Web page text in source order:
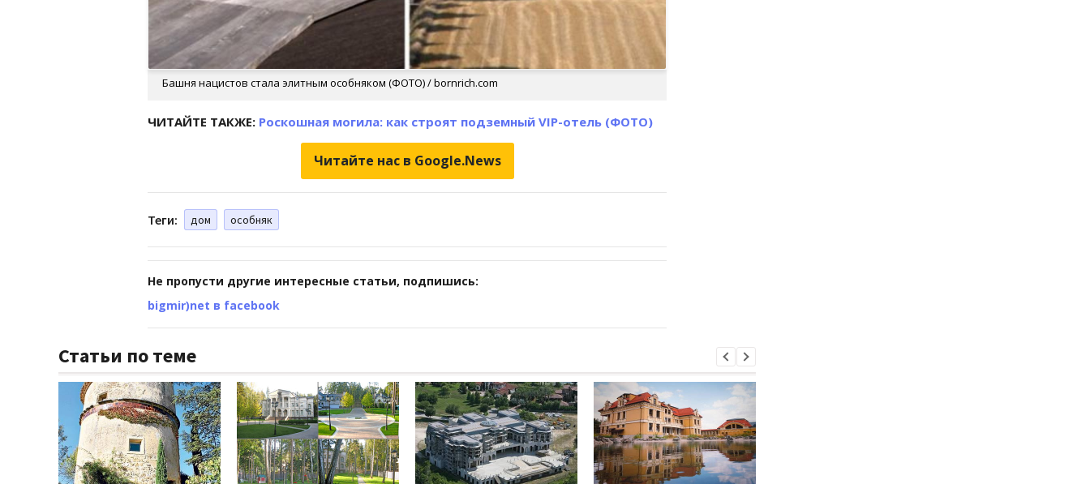
Башня нацистов стала элитным особняком (ФОТО) / bornrich.com
ЧИТАЙТЕ ТАКЖЕ: Роскошная могила: как строят подземный VIP-отель (ФОТО)
Читайте нас в Google.News
Теги: дом особняк
Не пропусти другие интересные статьи, подпишись:
bigmir)net в facebook
Статьи по теме